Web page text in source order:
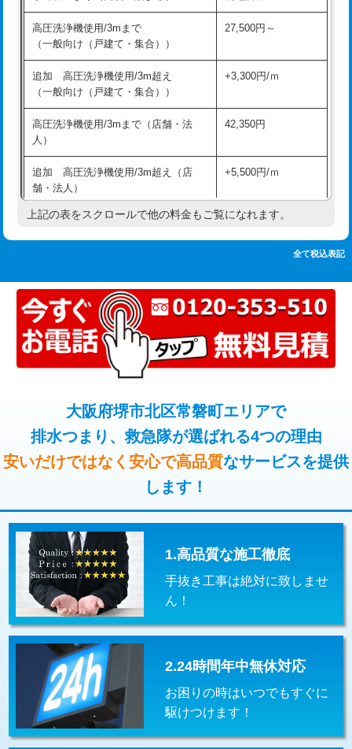
追加人工 16,500円
廃棄・処分 現場見積
※給水管工事は20mmまでの価格です。
持込商品取付（混合水栓）
持込商品取付（浄水器・分岐水栓） 16,500円
業）
排水管工事（追加 排水管工事/3ｍ超
え）
マス交換（土の掘削・埋め戻し作業） 11,000円~
マス交換（深さ50㎝以上） 66,000円
コンクリート斫り（厚さ10㎝まで） 27,500円
コンクリート斫り（厚さ10㎝超え） 38,500円
モルタル補修（厚さ10㎝まで） 27,500円
モルタル補修（厚さ10㎝超え） 38,500円
追加人工 16,500円
高圧洗浄機使用/3mまで
（一般向け（戸建て・集合））
27,500円～
追加 高圧洗浄機使用/3m超え
（一般向け（戸建て・集合））
+3,300円/ｍ
高圧洗浄機使用/3mまで（店舗・法
人）
42,350円
追加 高圧洗浄機使用/3m超え（店
舗・法人）
+5,500円/ｍ
高度高圧洗浄換 現地調査
トーラー機使用/3mまで 33,000円
追加トーラー機使用/3m超え +3,300円
カメラ調査 33,000円
止水・漏水調査・防水処理・清掃・修
理・調整・分解・加工など（軽作業）
11,000円
止水・漏水調査・防水処理・清掃・修
理・調整・分解・加工など（中作業）
22,000円
止水・漏水調査・防水処理・清掃・修
理・調整・分解・加工など（重作業）
33,000円
その他部品の脱着 8,800円～
交換・取付（タンク） 22,000円+材料費
交換・取付(単水栓（壁付・デッキ
式）)
13,200円+材料費
交換・取付(混合水栓（壁付・デッキ
式・ワンホール）)
16,500円+材料費
交換・取付(排水栓・排水トラップ
（P/S/ポップアップ））
22,000円+材料費
上記の表をスクロールで他の料金もご覧になれます。
全て税込表記
大阪府堺市北区常磐町エリアで
排水つまり、救急隊が選ばれる4つの理由
安いだけではなく安心で高品質なサービスを提供
します！
1.高品質な施工徹底
手抜き工事は絶対に致しませ
ん！
2.24時間年中無休対応
お困りの時はいつでもすぐに
駆けつけます！